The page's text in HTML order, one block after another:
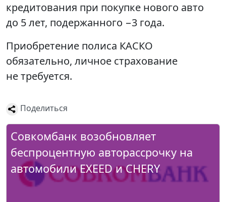
кредитования при покупке нового авто
до 5 лет, подержанного −3 года.
Приобретение полиса КАСКО
обязательно, личное страхование
не требуется.
Поделиться
Совкомбанк возобновляет
беспроцентную авторассрочку на
автомобили EXEED и CHERY